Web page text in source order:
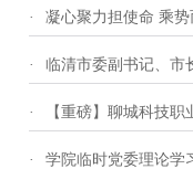
· 凝心聚力担使命 乘
· 临清市委副书记、市
· 【重磅】聊城科技
· 学院临时党委理论学